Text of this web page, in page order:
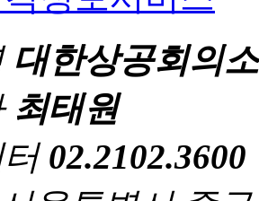
대한상공회의소
최태원
02.2102.3600